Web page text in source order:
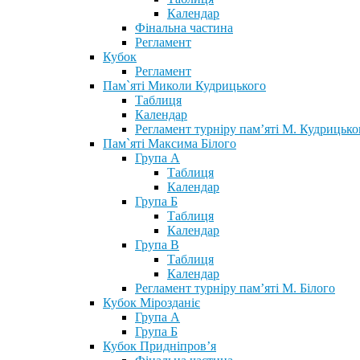
Календар
Фінальна частина
Регламент
Кубок
Регламент
Пам`яті Миколи Кудрицького
Таблиця
Календар
Регламент турніру пам’яті М.
Пам`яті Максима Білого
Група А
Таблиця
Календар
Група Б
Таблиця
Календар
Група В
Таблиця
Календар
Регламент турніру пам’яті М. Білого
Кубок Мірозданіє
Група А
Група Б
Кубок Придніпров’я